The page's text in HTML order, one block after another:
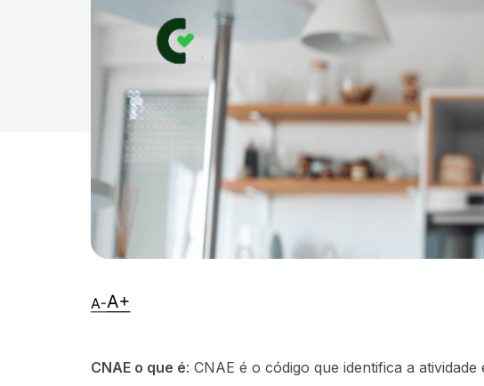
CNAE o que é: CNAE é o código que identifica a